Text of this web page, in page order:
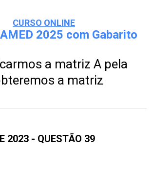
CURSO ONLINE
2025 com Gabarito
a matriz A pela
a matriz
2023 - QUESTÃO 39